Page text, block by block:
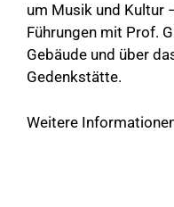
um Musik und Kultur
Führungen mit Prof.
Gebäude und über
Gedenkstätte.
Weitere